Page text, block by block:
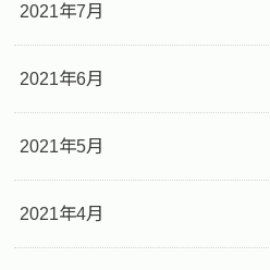
2021年7月
2021年6月
2021年5月
2021年4月